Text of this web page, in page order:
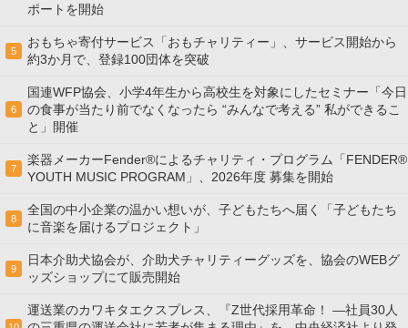
ポートを開始
5
おもちゃ寄付サービス「おもチャリティー」、サービス開始から
約3か月で、登録100団体を突破
6
国連WFP協会、小学4年生から高校生を対象にしたセミナー「今日
の食事が当たり前でなくなったら “みんなで考える” 私ができるこ
と」開催
7
楽器メーカーFender®によるチャリティ・プログラム「FENDER®︎
YOUTH MUSIC PROGRAM」、2026年度 募集を開始
8
全国の中小企業の温かい想いが、子どもたちへ届く「子どもたち
に音楽を届けるプロジェクト」
9
日本介助犬協会が、介助犬チャリティーグッズを、協会のWEBグ
ッズショップにて販売開始
運送業のカワキタエクスプレス、『Z世代採用革命！ ―社員30人